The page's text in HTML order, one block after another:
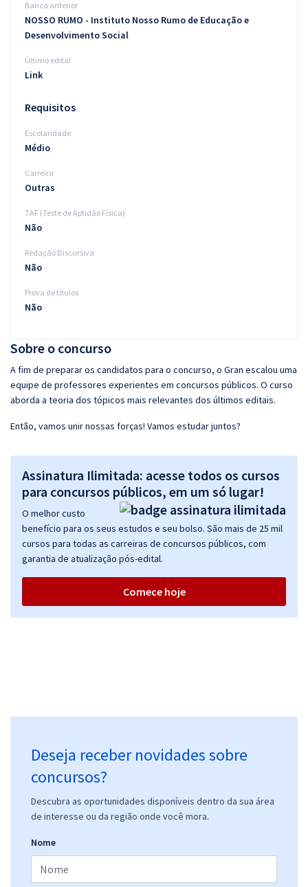
Aprovados
Sobre o concurso
A fim de preparar os candidatos para o concurso, o Gran escalou uma
equipe de professores experientes em concursos públicos. O curso
aborda a teoria dos tópicos mais relevantes dos últimos editais.
Então, vamos unir nossas forças! Vamos estudar juntos?
Assinatura Ilimitada: acesse todos os cursos
para concursos públicos, em um só lugar!
O melhor custo
benefício para os seus estudos e seu bolso. São mais de 25 mil
cursos para todas as carreiras de concursos públicos, com
garantia de atualização pós-edital.
Comece hoje
Deseja receber novidades sobre
concursos?
Descubra as oportunidades disponíveis dentro da sua área
de interesse ou da região onde você mora.
Nome
Banca anterior
NOSSO RUMO - Instituto Nosso Rumo de Educação e
Desenvolvimento Social
Último edital
Link
Requisitos
Escolaridade
Médio
Carreira
Outras
TAF (Teste de Aptidão Física)
Não
Redação Discursiva
Não
Prova de títulos
Não